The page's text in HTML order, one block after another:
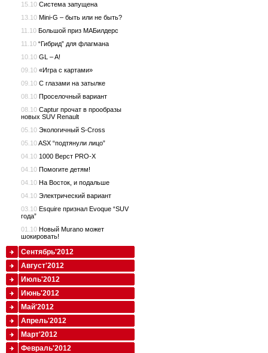
15.10 Система запущена
13.10 Mini-G – быть или не быть?
11.10 Большой приз МАБилдерс
11.10 “Гибрид” для флагмана
10.10 GL – A!
09.10 «Игра с картами»
09.10 С глазами на затылке
08.10 Проселочный вариант
08.10 Captur прочат в прообразы
новых SUV Renault
05.10 Экологичный S-Cross
05.10ASX “подтянули лицо”
04.10 1000 Верст PRO-X
04.10 Помогите детям!
04.10 На Восток, и подальше
04.10 Электрический вариант
03.10 Esquire признал Evoque “SUV
года”
01.10 Новый Murano может
шокировать!
Сентябрь'2012
Август'2012
Июль'2012
Июнь'2012
Май'2012
Апрель'2012
Март'2012
Февраль'2012